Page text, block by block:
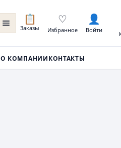
📋
Заказы
♡
Избранное
👤
Войти
О КОМПАНИИКОНТАКТЫ